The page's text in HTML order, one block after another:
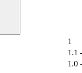
1
1.1
1.0